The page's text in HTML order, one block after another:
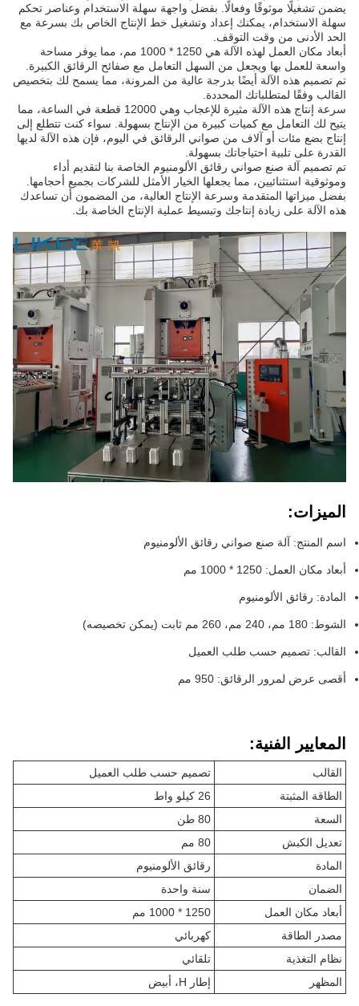
يضمن تشغيلًا موثوقًا وفعالًا. بفضل واجهة سهلة الاستخدام وعناصر تحكم
سهلة الاستخدام، يمكنك إعداد وتشغيل خط الإنتاج الخاص بك بسرعة مع
الحد الأدنى من وقت التوقف.
أبعاد مكان العمل لهذه الآلة هي 1250 * 1000 مم، مما يوفر مساحة
واسعة للعمل بها ويجعل من السهل التعامل مع صفائح الرقائق الكبيرة.
تم تصميم هذه الآلة أيضًا بدرجة عالية من المرونة، مما يسمح لك بتخصيص
القالب وفقًا لمتطلباتك المحددة.
سرعة إنتاج هذه الآلة مثيرة للإعجاب وهي 12000 قطعة في الساعة، مما
يتيح لك التعامل مع كميات كبيرة من الإنتاج بسهولة. سواء كنت تتطلع إلى
إنتاج بضع مئات أو آلاف من صواني الرقائق في اليوم، فإن هذه الآلة لديها
القدرة على تلبية احتياجاتك بسهولة.
تم تصميم آلة صنع صواني رقائق الألومنيوم الخاصة بنا لتقديم أداء
وموثوقية استثنائيين، مما يجعلها الخيار الأمثل للشركات بجميع أحجامها.
بفضل ميزاتها المتقدمة وسرعة الإنتاج العالية، من المضمون أن تساعدك
هذه الآلة على زيادة إنتاجك وتبسيط عملية الإنتاج الخاصة بك.
الميزات:
اسم المنتج: آلة صنع صواني رقائق الألومنيوم
أبعاد مكان العمل: 1250 * 1000 مم
المادة: رقائق الألومنيوم
الشوط: 180 مم، 240 مم، 260 مم ثابت (يمكن تخصيصه)
القالب: تصميم حسب طلب العميل
أقصى عرض لمرور الرقائق: 950 مم
المعايير الفنية:
القالب
تصميم حسب طلب العميل
الطاقة المثبتة
26 كيلو واط
السعة
80 طن
تعديل الكبش
80 مم
المادة
رقائق الألومنيوم
الضمان
سنة واحدة
أبعاد مكان العمل
1250 * 1000 مم
مصدر الطاقة
كهربائي
نظام التغذية
تلقائي
المظهر
إطار H، أبيض